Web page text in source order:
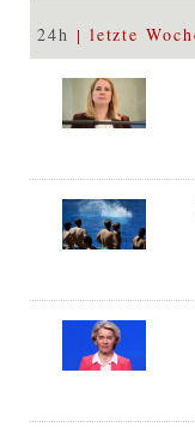
24h letzte